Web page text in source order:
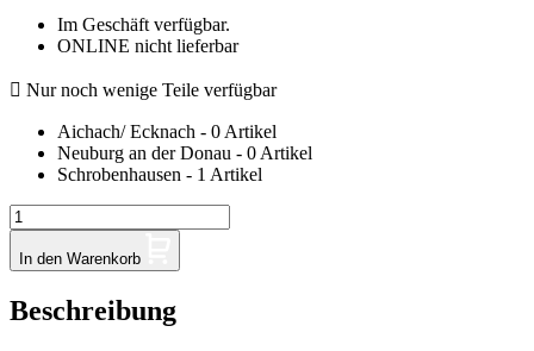
Im Geschäft verfügbar.
ONLINE nicht lieferbar
 Nur noch wenige Teile verfügbar
Aichach/ Ecknach - 0 Artikel
Neuburg an der Donau - 0 Artikel
Schrobenhausen - 1 Artikel
In den Warenkorb
Beschreibung